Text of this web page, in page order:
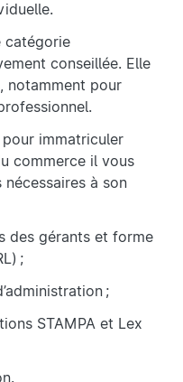
catégorie
conseillée. Elle
notamment pour
pour immatriculer
commerce il vous
à son
des gérants et forme
;
;
STAMPA et Lex